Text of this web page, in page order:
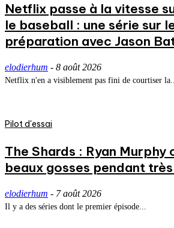
Netflix passe à la vitesse
le baseball : une série sur
préparation avec Jason
elodierhum - 8 août 2026
Netflix n'en a visiblement pas fini de courtiser
Pilot d'essai
The Shards : Ryan
beaux gosses pendant
elodierhum - 7 août 2026
Il y a des séries dont le premier épisode...